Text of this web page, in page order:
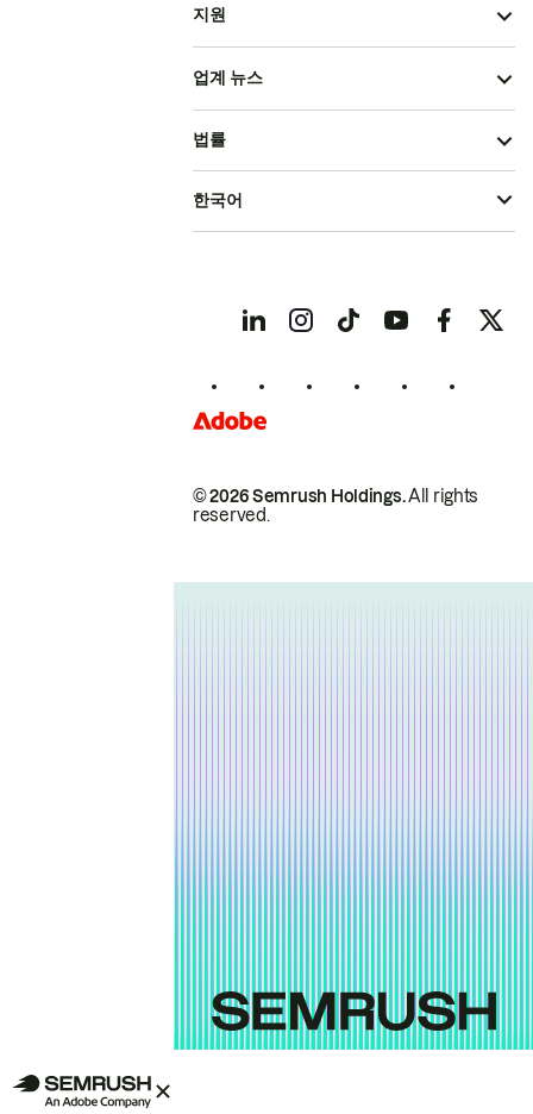
지원
업계 뉴스
© 2026 Semrush Holdings.All rights
reserved.
법률
한국어